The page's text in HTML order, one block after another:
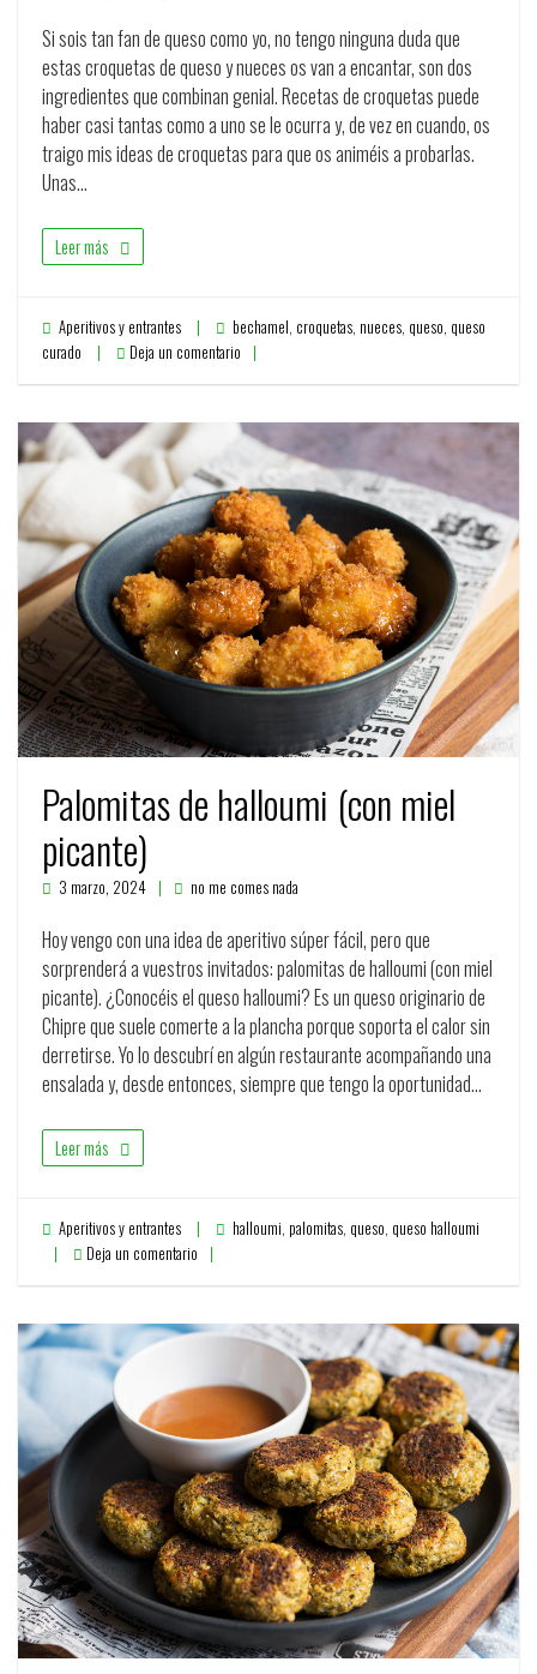
Si sois tan fan de queso como yo, no tengo ninguna duda que
estas croquetas de queso y nueces os van a encantar, son dos
ingredientes que combinan genial. Recetas de croquetas puede
haber casi tantas como a uno se le ocurra y, de vez en cuando, os
traigo mis ideas de croquetas para que os animéis a probarlas.
Unas…
Leer más
Aperitivos y entrantes bechamel, croquetas, nueces, queso, queso
curado
Deja un comentario
Palomitas de halloumi (con miel
picante)
3 marzo, 2024 no me comes nada
Hoy vengo con una idea de aperitivo súper fácil, pero que
sorprenderá a vuestros invitados: palomitas de halloumi (con miel
picante). ¿Conocéis el queso halloumi? Es un queso originario de
Chipre que suele comerte a la plancha porque soporta el calor sin
derretirse. Yo lo descubrí en algún restaurante acompañando una
ensalada y, desde entonces, siempre que tengo la oportunidad…
Leer más
Aperitivos y entrantes halloumi, palomitas, queso, queso halloumi
Deja un comentario